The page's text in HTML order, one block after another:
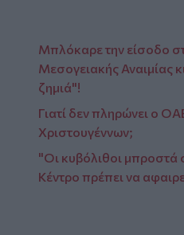
Μπλόκαρε την είσοδο
Μεσογειακής Αναιμίας
ζημιά"!
Γιατί δεν πληρώνει ο
Χριστουγέννων;
"Οι κυβόλιθοι μπροστά
Κέντρο πρέπει να